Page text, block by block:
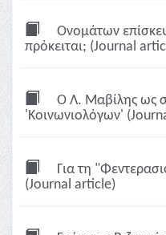
Oνομάτων
πρόκειται; (Journal
O Λ. Mαβίλης ως
'Kοινωνιολόγων'
Για τη
(Journal article)